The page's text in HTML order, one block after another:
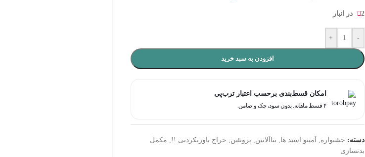
2 در انبار
-
+
افزودن به سبد خرید
امکان قسط‌بندی برحسب اعتبار ترب‌پی
۴ قسط ماهانه. بدون سود، چک و ضامن.
دسته: جشنواره, آمینو اسید ها, بتاآلانین, پروتئین, حراج باورنکردنی !!, مکمل
بدنسازی